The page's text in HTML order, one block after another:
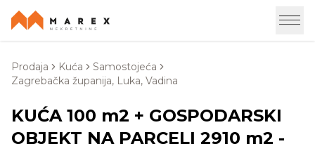
Prodaja Kuća
Samostojeća
Zagrebačka županija, Luka, Vadina
KUĆA 100 m2 + GOSPODARSKI
OBJEKT NA PARCELI 2910 m2 -